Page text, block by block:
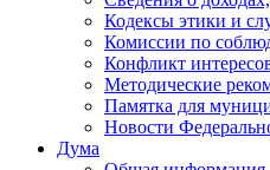
Кодексы этики и
Комиссии по
Конфликт
Методические
Памятка для
Новости
Дума